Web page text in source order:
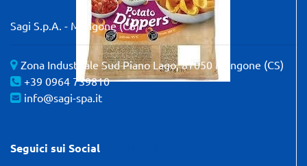
Sagi S.p.A. - Mangone (CS)
Zona Industriale Sud Piano Lago, 87050 Mangone (CS)
+39 0964 739810
info@sagi-spa.it
Seguici sui Social